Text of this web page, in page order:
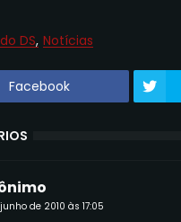
DS Notícias
Facebook
de 2010 às 17:05